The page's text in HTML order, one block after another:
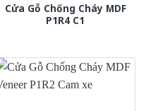
Cửa Gỗ Chống Cháy MDF
P1R4 C1